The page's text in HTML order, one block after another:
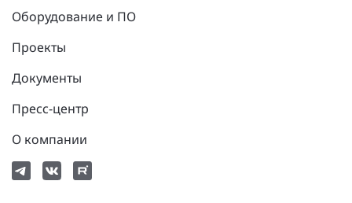
Оборудование и ПО
Проекты
Документы
Пресс-центр
О компании